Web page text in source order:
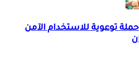
توعوية للاستخدام الآمن